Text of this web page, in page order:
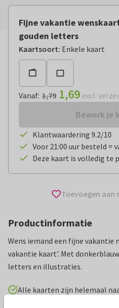
Fijne vakantie
gouden letters
Kaartsoort: Enkele kaart
Vanaf:€ 1,69 excl.
Vanaf: 1,79 1,69 excl.
Bewerk je
Klantwaardering 9.2/10
Voor 21:00 uur besteld =
Deze kaart is volledig te
Toevoegen aan
Productinformatie
Wens iemand een fijne vakantie
vakantie kaart'. Met
letters en illustraties.
Alle kaarten zijn helemaal